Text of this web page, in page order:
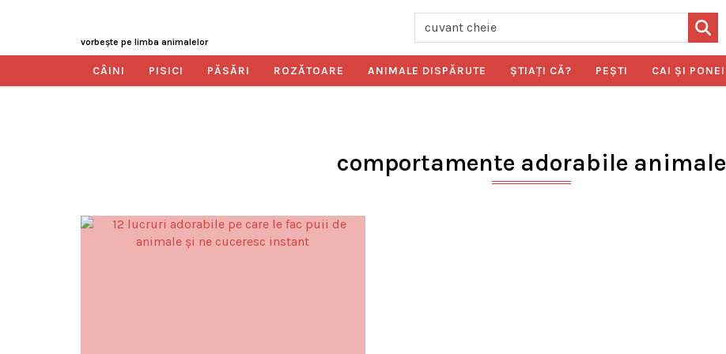
vorbeşte pe limba animalelor
CÂINI PISICI PĂSĂRI ROZĂTOARE ANIMALE DISPĂRUTE ŞTIAŢI CĂ? PEŞTI CAI ŞI PONEI
comportamente adorabile animale